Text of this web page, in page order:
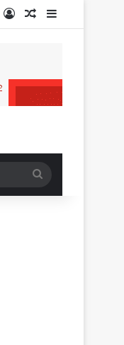
EntrarArtigo aleatório
por